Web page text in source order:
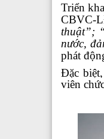
Triển
CBVC-
thuật”;
nước,
phát
Đặc
viên